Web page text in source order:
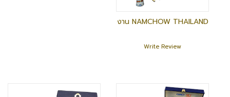
งาน NAMCHOW THAILAND
Write Review